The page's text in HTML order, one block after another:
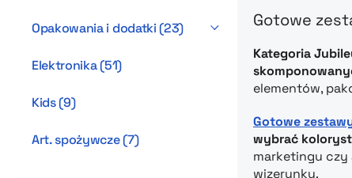
Opakowania i dodatki(23)
Elektronika(51)
Kids(9)
Art. spożywcze(7)
Gotowe
Kategoria
elementów,
Gotowe
wybrać
marketingu czy
wizerunku.